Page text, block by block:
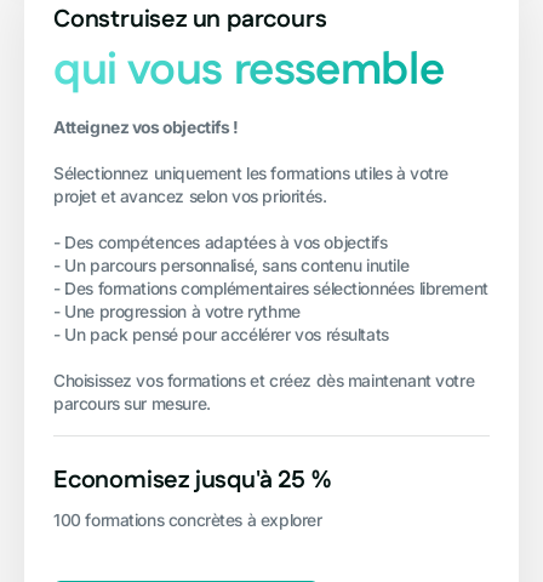
Construisez un parcours
qui vous ressemble
Atteignez vos objectifs !
Sélectionnez uniquement les formations utiles à votre
projet et avancez selon vos priorités.
- Des compétences adaptées à vos objectifs
- Un parcours personnalisé, sans contenu inutile
- Des formations complémentaires sélectionnées librement
- Une progression à votre rythme
- Un pack pensé pour accélérer vos résultats
Choisissez vos formations et créez dès maintenant votre
parcours sur mesure.
Economisez jusqu'à 25 %
100 formations concrètes à explorer